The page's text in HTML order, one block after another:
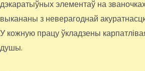
дэкаратыўных элементаў на
выкананы з неверагоднай
У кожную працу ўкладзены
душы.